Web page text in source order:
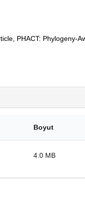
PHACT: Phylogeny-
Boyut
4.0 MB